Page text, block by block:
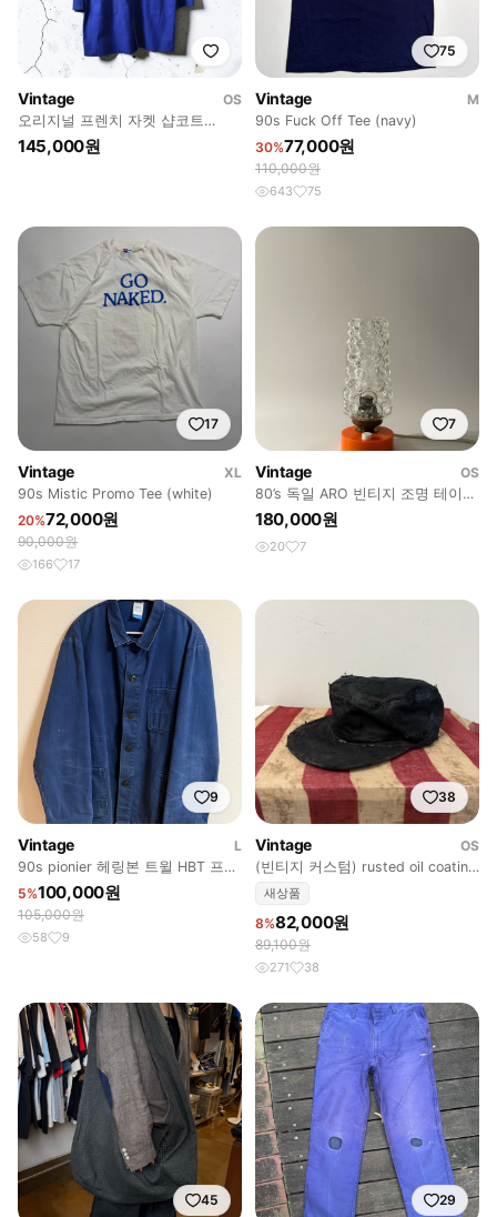
Vintage
OS
오리지널 프렌치 자켓 샵코트
M0896
145,000원
75
Vintage
M
90s Fuck Off Tee (navy)
30%77,000원
110,000원
643 75
17
Vintage
XL
90s Mistic Promo Tee (white)
20%72,000원
90,000원
166 17
7
Vintage
OS
80’s 독일 ARO 빈티지 조명 테이블
앤틱 레트로 램프 가구 소품
180,000원
20 7
9
Vintage
L
90s pionier 헤링본 트윌 HBT 프렌
치 워크자켓
5%100,000원
105,000원
58 9
38
Vintage
OS
(빈티지 커스텀) rusted oil coating
wax cap
새상품
8%82,000원
89,100원
271 38
45 29